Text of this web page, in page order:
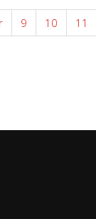
9 10 11